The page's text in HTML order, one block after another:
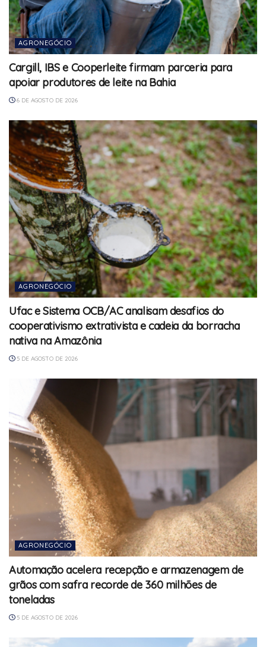
AGRONEGÓCIO
Cargill, IBS e Cooperleite firmam parceria para
apoiar produtores de leite na Bahia
6 DE AGOSTO DE 2026
AGRONEGÓCIO
Ufac e Sistema OCB/AC analisam desafios do
cooperativismo extrativista e cadeia da borracha
nativa na Amazônia
5 DE AGOSTO DE 2026
AGRONEGÓCIO
Automação acelera recepção e armazenagem de
grãos com safra recorde de 360 milhões de
toneladas
5 DE AGOSTO DE 2026